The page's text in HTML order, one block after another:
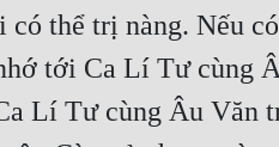
có thể trị nàng. Nếu
tới Ca Lí Tư cùng
Lí Tư cùng Âu